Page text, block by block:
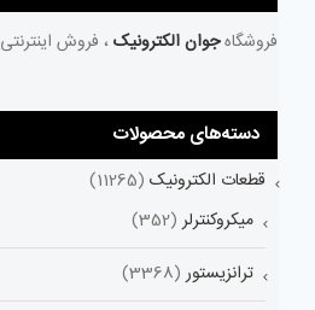
فروشگاهجوان الکترونیک ، فروش اینترنتی
دسته‌های محصولات
قطعات الکترونیک (11265)
میکروکنترلر (352)
ترانزیستور (3368)